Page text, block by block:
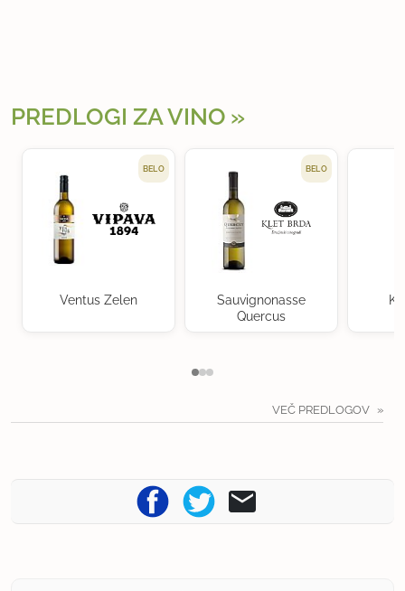
PREDLOGI ZA VINO
BELO
Ventus Zelen
BELO
Sauvignonasse
Quercus
VEČ PREDLOGOV